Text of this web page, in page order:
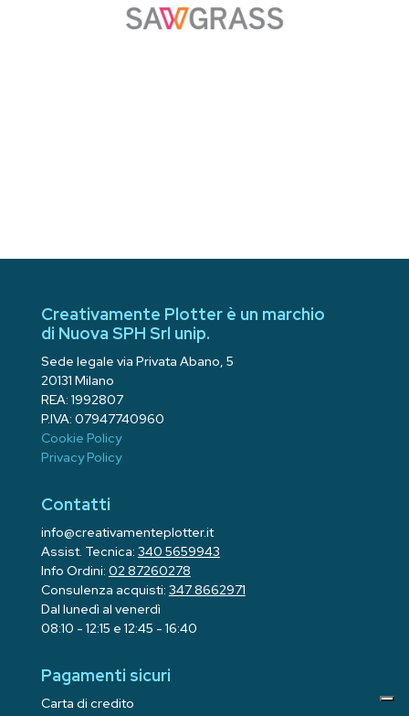
Creativamente Plotter è un marchio
di Nuova SPH Srl unip.
Sede legale via Privata Abano, 5
20131 Milano
REA: 1992807
P.IVA: 07947740960
Cookie Policy
Privacy Policy
Contatti
info@creativamenteplotter.it
Assist. Tecnica: 340 5659943
Info Ordini: 02 87260278
Consulenza acquisti: 347 8662971
Dal lunedì al venerdì
08:10 - 12:15 e 12:45 - 16:40
Pagamenti sicuri
Carta di credito